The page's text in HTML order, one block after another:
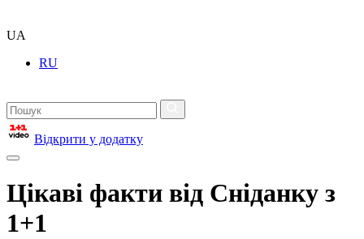
UA
RU
Відкрити у додатку
Цікаві факти від Сніданку з
1+1